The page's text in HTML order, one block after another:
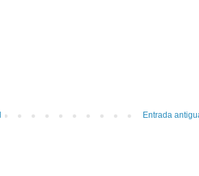
Entrada